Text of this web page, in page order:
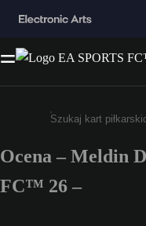
Wpisz co
Ocena – Meldin
FC™ 26 –